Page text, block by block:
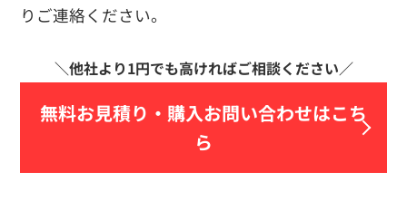
りご連絡ください。
無料お見積り・ 購入お問い合わせはこち
ら